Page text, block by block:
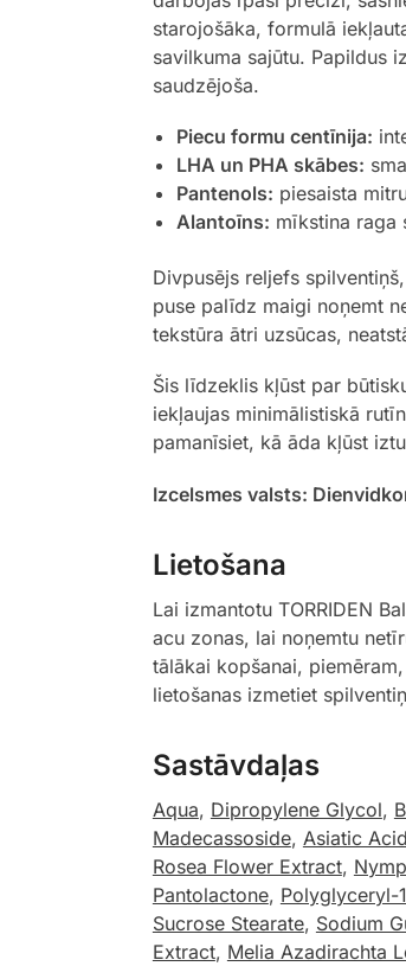
starojošāka, formulā
savilkuma sajūtu. Papildus
saudzējoša.
Piecu formu centīnija:
LHA un PHA skābes:
Pantenols: piesaista
Alantoīns: mīkstina raga
Divpusējs reljefs
puse palīdz maigi noņemt
tekstūra ātri uzsūcas,
Šis līdzeklis kļūst par
iekļaujas minimālistiskā
pamanīsiet, kā āda kļūst
Izcelsmes valsts:
Lietošana
Lai izmantotu TORRIDEN
acu zonas, lai noņemtu
tālākai kopšanai,
lietošanas izmetiet
Sastāvdaļas
Aqua, Dipropylene Glycol,
Madecassoside, Asiatic Acid
Rosea Flower Extract,
Pantolactone, Polyglyceryl-
Sucrose Stearate, Sodium
Extract, Melia Azadirachta